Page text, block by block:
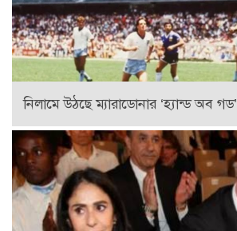
নিলামে উঠছে ম্যারাডোনার ‘হ্যান্ড অব